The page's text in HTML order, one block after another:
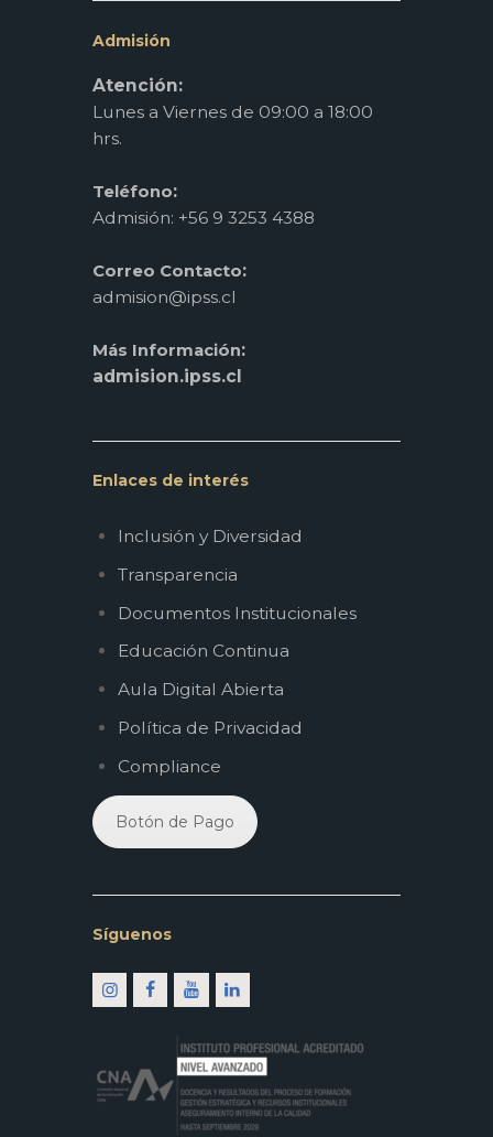
Admisión
Atención:
Lunes a Viernes de 09:00 a 18:00
hrs.
Teléfono:
Admisión: +56 9 3253 4388
Correo Contacto:
admision@ipss.cl
Más Información:
admision.ipss.cl
Enlaces de interés
Inclusión y Diversidad
Transparencia
Documentos Institucionales
Educación Continua
Aula Digital Abierta
Política de Privacidad
Compliance
Botón de Pago
Síguenos